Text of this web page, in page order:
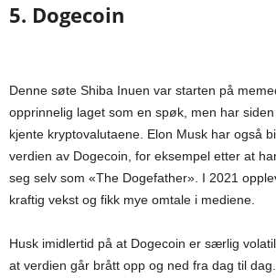
5. Dogecoin
Denne søte Shiba Inuen var starten på
opprinnelig laget som en spøk, men har
kjente kryptovalutaene. Elon Musk har også
verdien av Dogecoin, for eksempel etter at
seg selv som «The Dogefather». I 2021
kraftig vekst og fikk mye omtale i mediene.
Husk imidlertid på at Dogecoin er særlig
at verdien går brått opp og ned fra dag til